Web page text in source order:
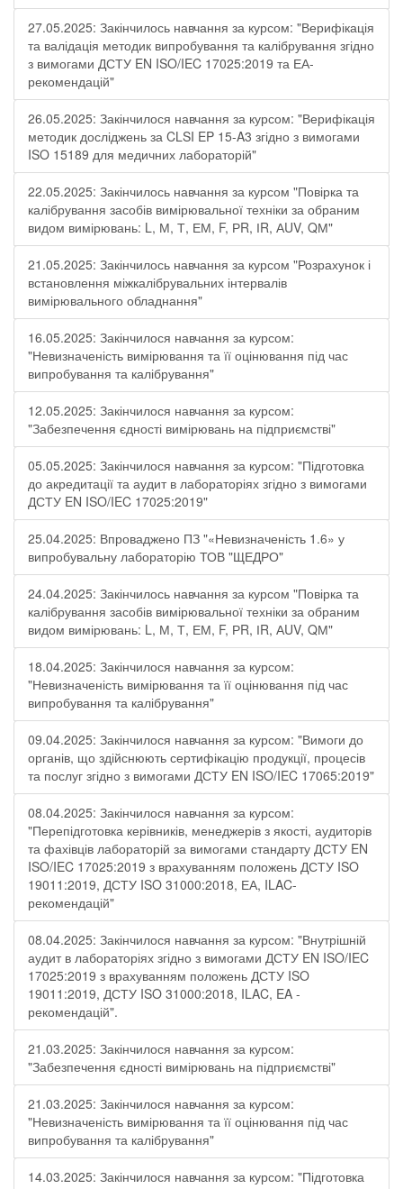
27.05.2025: Закінчилось навчання за курсом: "Верифікація
та валідація методик випробування та калібрування згідно
з вимогами ДСТУ EN ISO/IEC 17025:2019 та ЕА-
рекомендацій"
26.05.2025: Закінчилося навчання за курсом: "Верифікація
методик досліджень за CLSI EP 15-A3 згідно з вимогами
ISO 15189 для медичних лабораторій"
22.05.2025: Закінчилось навчання за курсом "Повірка та
калібрування засобів вимірювальної техніки за обраним
видом вимірювань: L, М, Т, ЕМ, F, РR, ІR, АUV, QМ"
21.05.2025: Закінчилось навчання за курсом "Розрахунок і
встановлення міжкалібрувальних інтервалів
вимірювального обладнання"
16.05.2025: Закінчилося навчання за курсом:
"Невизначеність вимірювання та її оцінювання під час
випробування та калібрування"
12.05.2025: Закінчилося навчання за курсом:
"Забезпечення єдності вимірювань на підприємстві"
05.05.2025: Закінчилося навчання за курсом: "Підготовка
до акредитації та аудит в лабораторіях згідно з вимогами
ДСТУ EN ISO/IEC 17025:2019"
25.04.2025: Впроваджено ПЗ "«Невизначеність 1.6» у
випробувальну лабораторію ТОВ "ЩЕДРО"
24.04.2025: Закінчилось навчання за курсом "Повірка та
калібрування засобів вимірювальної техніки за обраним
видом вимірювань: L, М, Т, ЕМ, F, РR, ІR, АUV, QМ"
18.04.2025: Закінчилося навчання за курсом:
"Невизначеність вимірювання та її оцінювання під час
випробування та калібрування"
09.04.2025: Закінчилося навчання за курсом: "Вимоги до
органів, що здійснюють сертифікацію продукції, процесів
та послуг згідно з вимогами ДСТУ EN ISO/IEC 17065:2019"
08.04.2025: Закінчилося навчання за курсом:
"Перепідготовка керівників, менеджерів з якості, аудиторів
та фахівців лабораторій за вимогами стандарту ДСТУ EN
ISO/IEC 17025:2019 з врахуванням положень ДСТУ ISO
19011:2019, ДСТУ ISO 31000:2018, ЕА, ILAC-
рекомендацій"
08.04.2025: Закінчилося навчання за курсом: "Внутрішній
аудит в лабораторіях згідно з вимогами ДСТУ EN ISO/IEC
17025:2019 з врахуванням положень ДСТУ ISO
19011:2019, ДСТУ ISO 31000:2018, ILAC, EA -
рекомендацій".
21.03.2025: Закінчилося навчання за курсом:
"Забезпечення єдності вимірювань на підприємстві"
21.03.2025: Закінчилося навчання за курсом:
"Невизначеність вимірювання та її оцінювання під час
випробування та калібрування"
14.03.2025: Закінчилося навчання за курсом: "Підготовка